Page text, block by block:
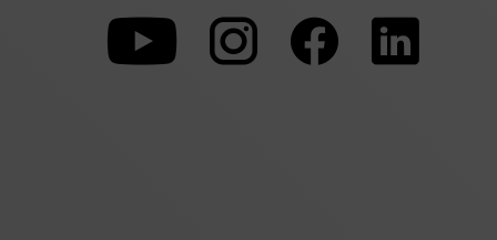
Zu
unserer
Zu
unserer
Zu
unserer